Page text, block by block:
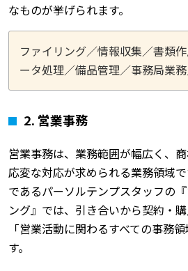
なものが挙げられます。
ファイリング／情報収集／書類
ータ処理／備品管理／事務局業
2. 営業事務
営業事務は、業務範囲が幅広く、
応変な対応が求められる業務領域
であるパーソルテンプスタッフの
ング』では、引き合いから契約・
「営業活動に関わるすべての事務
す。